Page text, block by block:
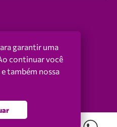
garantir uma
continuar você
também nossa